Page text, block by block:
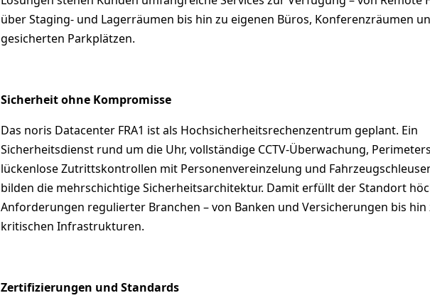
über Staging- und Lagerräumen bis hin zu eigenen Büros, Konferenzräumen
gesicherten Parkplätzen.
Sicherheit ohne Kompromisse
Das noris Datacenter FRA1 ist als Hochsicherheitsrechenzentrum geplant. Ein
Sicherheitsdienst rund um die Uhr, vollständige CCTV-Überwachung,
lückenlose Zutrittskontrollen mit Personenvereinzelung und
bilden die mehrschichtige Sicherheitsarchitektur. Damit erfüllt der Standort
Anforderungen regulierter Branchen – von Banken und Versicherungen bis hin
kritischen Infrastrukturen.
Zertifizierungen und Standards